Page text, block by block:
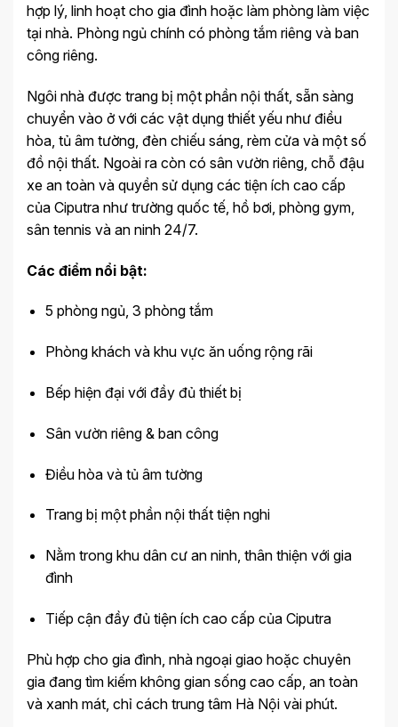
hợp lý, linh hoạt cho gia đình hoặc làm phòng làm việc
tại nhà. Phòng ngủ chính có phòng tắm riêng và ban
công riêng.
Ngôi nhà được trang bị một phần nội thất, sẵn sàng
chuyển vào ở với các vật dụng thiết yếu như điều
hòa, tủ âm tường, đèn chiếu sáng, rèm cửa và một số
đồ nội thất. Ngoài ra còn có sân vườn riêng, chỗ đậu
xe an toàn và quyền sử dụng các tiện ích cao cấp
của Ciputra như trường quốc tế, hồ bơi, phòng gym,
sân tennis và an ninh 24/7.
Các điểm nổi bật:
5 phòng ngủ, 3 phòng tắm
Phòng khách và khu vực ăn uống rộng rãi
Bếp hiện đại với đầy đủ thiết bị
Sân vườn riêng & ban công
Điều hòa và tủ âm tường
Trang bị một phần nội thất tiện nghi
Nằm trong khu dân cư an ninh, thân thiện với gia
đình
Tiếp cận đầy đủ tiện ích cao cấp của Ciputra
Phù hợp cho gia đình, nhà ngoại giao hoặc chuyên
gia đang tìm kiếm không gian sống cao cấp, an toàn
và xanh mát, chỉ cách trung tâm Hà Nội vài phút.